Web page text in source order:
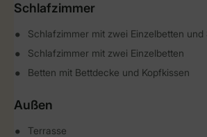
Schlafzimmer
Schlafzimmer mit zwei Einzelbetten und
Schlafzimmer mit zwei Einzelbetten
Betten mit Bettdecke und Kopfkissen
Außen
Terrasse